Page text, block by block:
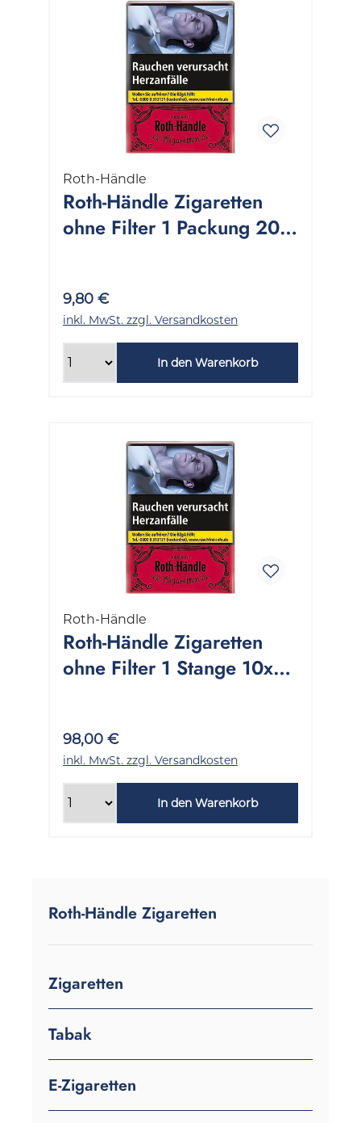
Roth-Händle Zigaretten
Zigaretten
Tabak
E-Zigaretten
Roth-Händle
Roth-Händle Zigaretten
ohne Filter 1 Packung 20
9,80 €
inkl. MwSt. zzgl. Versandkosten
In den Warenkorb
Roth-Händle
Roth-Händle Zigaretten
ohne Filter 1 Stange 10x20
98,00 €
inkl. MwSt. zzgl. Versandkosten
In den Warenkorb